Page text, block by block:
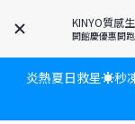
KINYO質感
開館慶優惠開
新會員
爸氣有禮賞🎁全館
耳
炎熱夏日救星☀️秒